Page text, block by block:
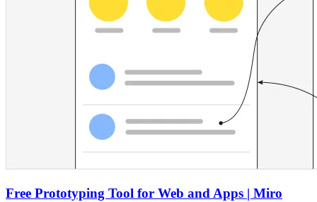
Free Prototyping Tool for Web and Apps | Miro